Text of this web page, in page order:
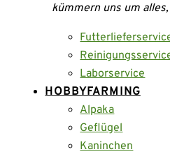
kümmern uns um
Laborservice
HOBBYFARMING
Alpaka
Geflügel
Kaninchen